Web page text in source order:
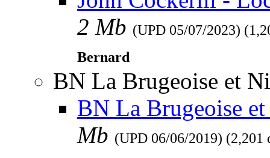
2 Mb (UPD 05/07/2023)
Bernard
BN La Brugeoise et
BN La Brugeoise
Mb (UPD 06/06/2019) (2,201